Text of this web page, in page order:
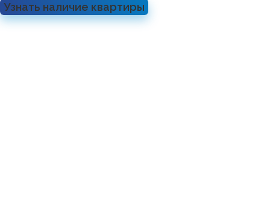
Узнать наличие квартиры